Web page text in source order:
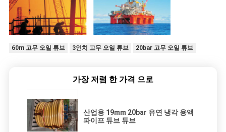
60m 고무 오일 튜브 3인치 고무 오일 튜브 20bar 고무 오일 튜브
가장 저렴 한 가격 으로
산업용 19mm 20bar 유연 냉각 용액
파이프 튜브 튜브